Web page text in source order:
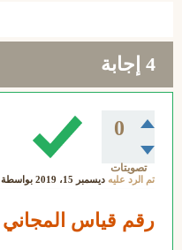
4 إجابة
0
تصويتات
تم الرد عليه ديسمبر 15، 2019 بواسطة
رقم قياس المجاني